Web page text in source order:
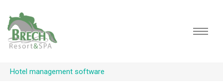
Hotel management software